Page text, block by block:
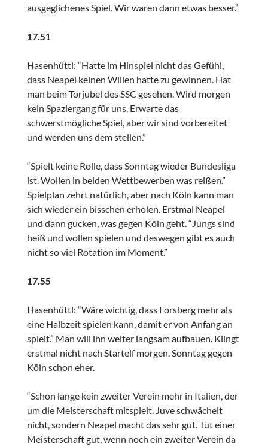
ausgeglichenes Spiel. Wir waren dann etwas besser.”
17.51
Hasenhüttl: “Hatte im Hinspiel nicht das Gefühl,
dass Neapel keinen Willen hatte zu gewinnen. Hat
man beim Torjubel des SSC gesehen. Wird morgen
kein Spaziergang für uns. Erwarte das
schwerstmögliche Spiel, aber wir sind vorbereitet
und werden uns dem stellen.”
“Spielt keine Rolle, dass Sonntag wieder Bundesliga
ist. Wollen in beiden Wettbewerben was reißen.”
Spielplan zehrt natürlich, aber nach Köln kann man
sich wieder ein bisschen erholen. Erstmal Neapel
und dann gucken, was gegen Köln geht. “Jungs sind
heiß und wollen spielen und deswegen gibt es auch
nicht so viel Rotation im Moment.”
17.55
Hasenhüttl: “Wäre wichtig, dass Forsberg mehr als
eine Halbzeit spielen kann, damit er von Anfang an
spielt.” Man will ihn weiter langsam aufbauen. Klingt
erstmal nicht nach Startelf morgen. Sonntag gegen
Köln schon eher.
“Schon lange kein zweiter Verein mehr in Italien, der
um die Meisterschaft mitspielt. Juve schwächelt
nicht, sondern Neapel macht das sehr gut. Tut einer
Meisterschaft gut, wenn noch ein zweiter Verein da